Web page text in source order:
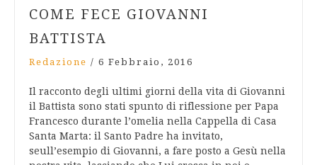
COME FECE GIOVANNI
BATTISTA
Redazione / 6 Febbraio, 2016
Il racconto degli ultimi giorni della vita di Giovanni
il Battista sono stati spunto di riflessione per Papa
Francesco durante l’omelia nella Cappella di Casa
Santa Marta: il Santo Padre ha invitato,
seull’esempio di Giovanni, a fare posto a Gesù nella